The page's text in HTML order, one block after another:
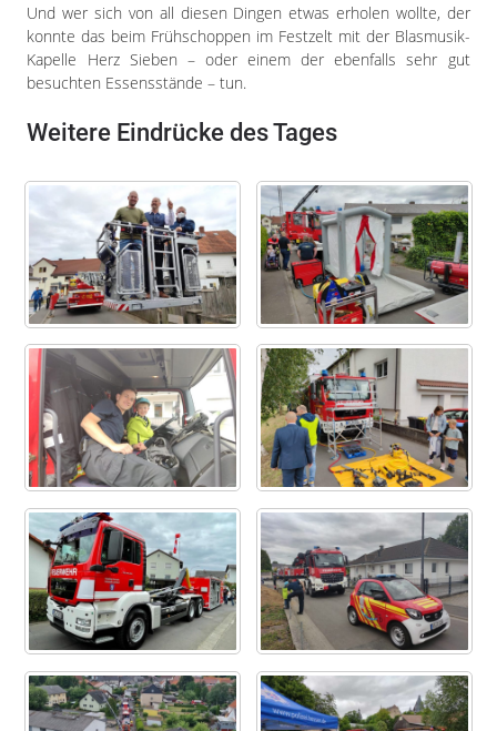
Und wer sich von all diesen Dingen etwas erholen wollte, der
konnte das beim Frühschoppen im Festzelt mit der Blasmusik-
Kapelle Herz Sieben – oder einem der ebenfalls sehr gut
besuchten Essensstände – tun.
Weitere Eindrücke des Tages